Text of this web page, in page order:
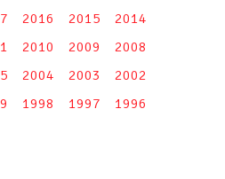
2016 2015
2014
2010 2009
2008
2004 2003
2002
1998 1997 1996